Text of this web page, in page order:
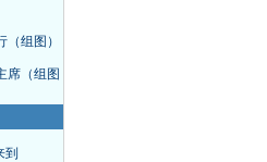
组图）
席（组图